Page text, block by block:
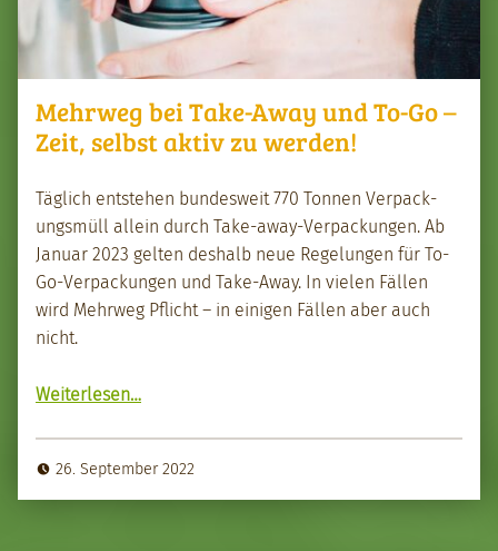
Mehrweg bei Take-Away und To-Go –
Zeit, selbst aktiv zu werden!
Täglich entste­hen bun­desweit 770 Ton­nen Ver­pack­
ungsmüll allein durch Take-away-Ver­pack­un­gen. Ab
Jan­u­ar 2023 gel­ten deshalb neue Regelun­gen für To-
Go-Ver­pack­un­gen und Take-Away. In vie­len Fällen
wird Mehrweg Pflicht – in eini­gen Fällen aber auch
nicht.
Weit­er­lesen“Mehrweg bei Take-Away und To-Go – Zeit, selb­st aktiv zu wer­den!”
…
26. September 2022